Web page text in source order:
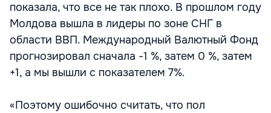
показала, что все не так плохо. В прошлом году
Молдова вышла в лидеры по зоне СНГ в
области ВВП. Международный Валютный Фонд
прогнозировал сначала -1 %, затем 0 %, затем
+1, а мы вышли с показателем 7%.
«Поэтому ошибочно считать, что пол